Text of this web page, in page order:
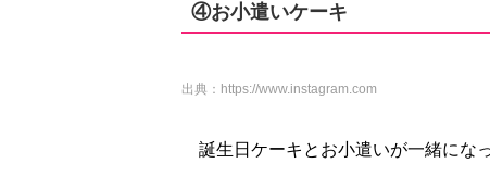
④お小遣いケーキ
出典： https://www.instagram.com
誕生日ケーキとお小遣いが一緒にな